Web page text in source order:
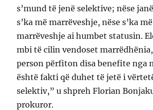
s’mund të jenë selektive; nëse
s’ka më marrëveshje, nëse s’ka më
marrëveshje ai humbet statusin.
mbi të cilin vendoset
person përfiton disa benefite nga
është fakti që duhet të jetë i
selektiv,” u shpreh Florian
prokuror.